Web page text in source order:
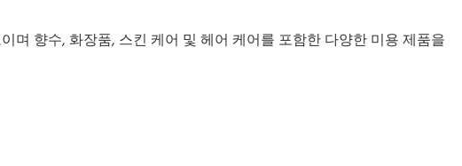
며 향수, 화장품, 스킨 케어 및 헤어 케어를 포함한 다양한 미용 제품을